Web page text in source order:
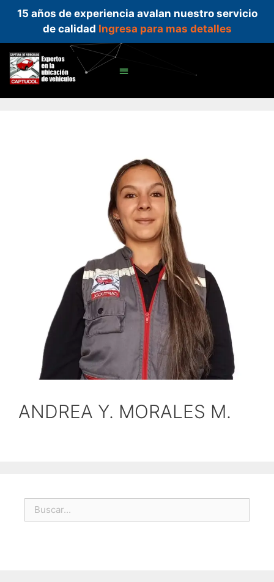
15 años de experiencia avalan nuestro servicio
de calidad Ingresa para mas detalles
ANDREA Y. MORALES M.